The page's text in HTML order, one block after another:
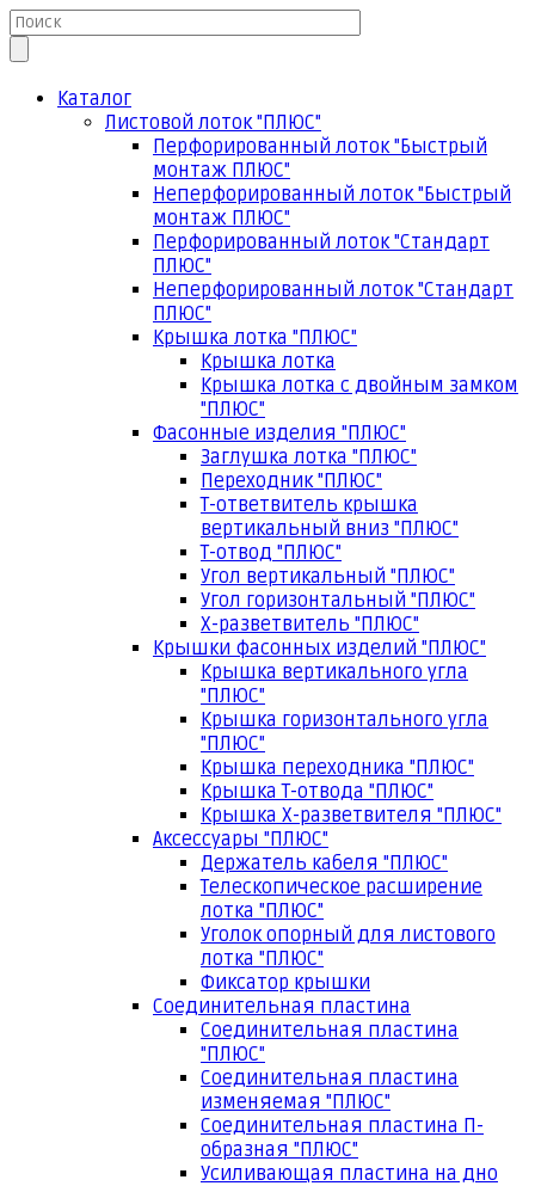
Каталог
Листовой лоток "ПЛЮС"
Перфорированный лоток "Быстрый
монтаж ПЛЮС"
Неперфорированный лоток "Быстрый
монтаж ПЛЮС"
Перфорированный лоток "Стандарт
ПЛЮС"
Неперфорированный лоток "Стандарт
ПЛЮС"
Крышка лотка "ПЛЮС"
Крышка лотка
Крышка лотка с двойным замком
"ПЛЮС"
Фасонные изделия "ПЛЮС"
Заглушка лотка "ПЛЮС"
Переходник "ПЛЮС"
Т-ответвитель крышка
вертикальный вниз "ПЛЮС"
Т-отвод "ПЛЮС"
Угол вертикальный "ПЛЮС"
Угол горизонтальный "ПЛЮС"
Х-разветвитель "ПЛЮС"
Крышки фасонных изделий "ПЛЮС"
Крышка вертикального угла
"ПЛЮС"
Крышка горизонтального угла
"ПЛЮС"
Крышка переходника "ПЛЮС"
Крышка Т-отвода "ПЛЮС"
Крышка Х-разветвителя "ПЛЮС"
Аксессуары "ПЛЮС"
Держатель кабеля "ПЛЮС"
Телескопическое расширение
лотка "ПЛЮС"
Уголок опорный для листового
лотка "ПЛЮС"
Фиксатор крышки
Соединительная пластина
Соединительная пластина
"ПЛЮС"
Соединительная пластина
изменяемая "ПЛЮС"
Соединительная пластина П-
образная "ПЛЮС"
Усиливающая пластина на дно